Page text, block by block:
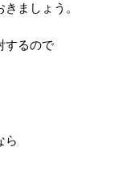
ましょう。
するので
ら